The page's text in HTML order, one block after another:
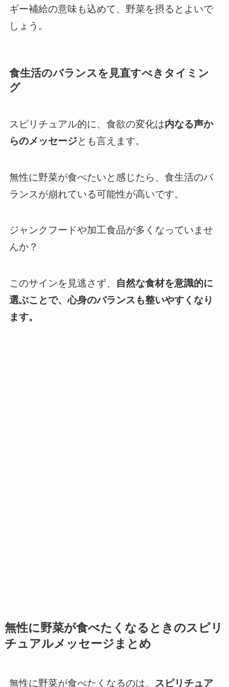
ギー補給の意味も込めて、野菜を摂るとよいで
しょう。
食生活のバランスを見直すべきタイミン
グ
スピリチュアル的に、食欲の変化は内なる声か
らのメッセージとも言えます。
無性に野菜が食べたいと感じたら、食生活のバ
ランスが崩れている可能性が高いです。
ジャンクフードや加工食品が多くなっていませ
んか？
このサインを見逃さず、 自然な食材を意識的に
選ぶことで、心身のバランスも整いやすくなり
ます。
無性に野菜が食べたくなるときのスピリ
チュアルメッセージまとめ
無性に野菜が食べたくなるのは、 スピリチュア